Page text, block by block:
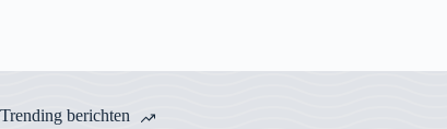
Trending berichten